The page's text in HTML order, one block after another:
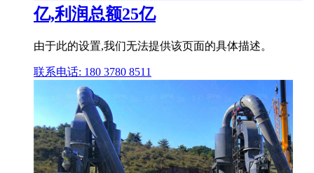
亿,利润总额25亿
由于此的设置,我们无法提供该页面的具体描述。
联系电话: 180 3780 8511